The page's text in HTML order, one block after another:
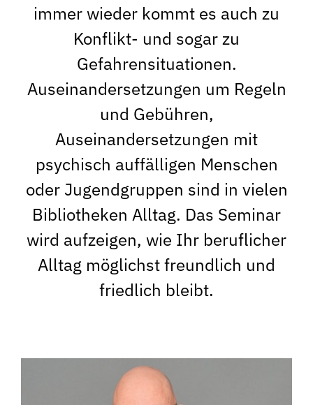
immer wieder kommt es auch zu
Konflikt- und sogar zu
Gefahrensituationen.
Auseinandersetzun­gen um Regeln
und Gebühren,
Auseinandersetzungen mit
psychisch auffälligen Menschen
oder Jugendgruppen sind in vielen
Biblio­theken Alltag. Das Seminar
wird aufzeigen, wie Ihr beruflicher
All­tag mög­lichst freundlich und
friedlich bleibt.